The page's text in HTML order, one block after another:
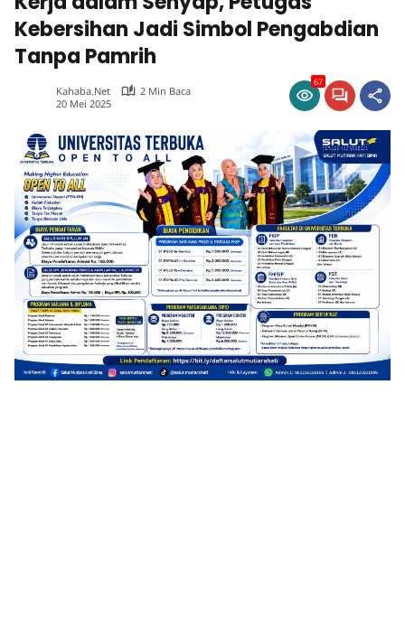
Kebersihan Jadi Simbol Pengabdian
Tanpa Pamrih
Kahaba.net
2 Min Baca
20 Mei 2025
67